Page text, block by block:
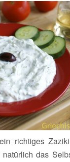
richtiges
das